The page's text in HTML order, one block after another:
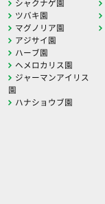
シャクナゲ園
ツバキ園
マグノリア園
アジサイ園
ハーブ園
ヘメロカリス園
ジャーマンアイリス
園
ハナショウブ園